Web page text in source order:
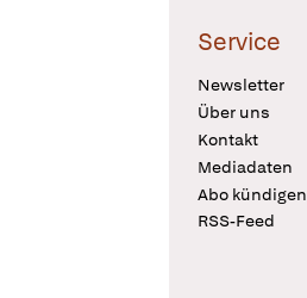
Service
Newsletter
Über uns
Kontakt
Mediadaten
Abo kündigen
RSS-Feed